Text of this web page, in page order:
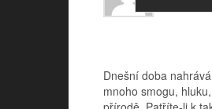
Dnešní doba
mnoho smogu,